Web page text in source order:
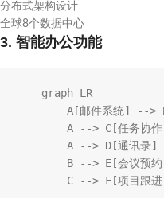
分布式架构设计
全球8个数据中心
3. 智能办公功能